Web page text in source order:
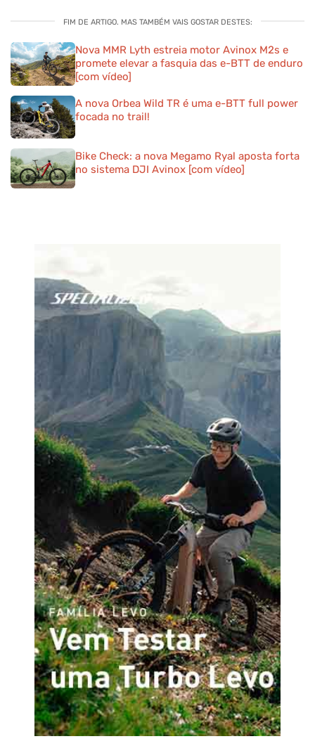
FIM DE ARTIGO. MAS TAMBÉM VAIS GOSTAR DESTES:
Nova MMR Lyth estreia motor Avinox M2s e
promete elevar a fasquia das e-BTT de enduro
[com vídeo]
A nova Orbea Wild TR é uma e-BTT full power
focada no trail!
Bike Check: a nova Megamo Ryal aposta forta
no sistema DJI Avinox [com vídeo]